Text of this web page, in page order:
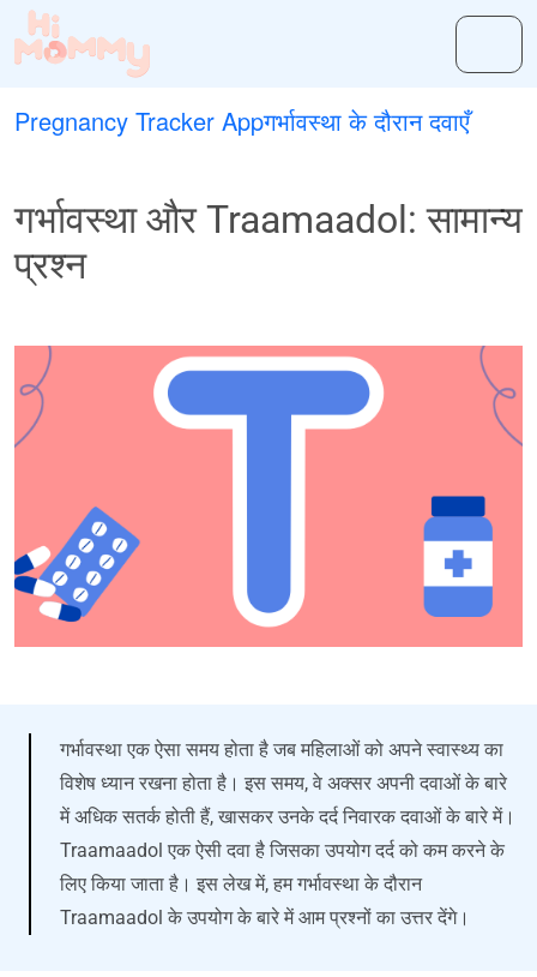
Pregnancy Tracker Appगर्भावस्था के दौरान दवाएँ
गर्भावस्था और Traamaadol: सामान्य
प्रश्न
गर्भावस्था एक ऐसा समय होता है जब महिलाओं को अपने स्वास्थ्य का
विशेष ध्यान रखना होता है। इस समय, वे अक्सर अपनी दवाओं के बारे
में अधिक सतर्क होती हैं, खासकर उनके दर्द निवारक दवाओं के बारे में।
Traamaadol एक ऐसी दवा है जिसका उपयोग दर्द को कम करने के
लिए किया जाता है। इस लेख में, हम गर्भावस्था के दौरान
Traamaadol के उपयोग के बारे में आम प्रश्नों का उत्तर देंगे।